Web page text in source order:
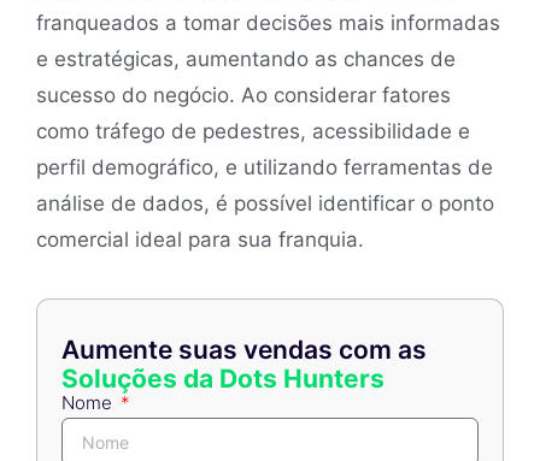
franqueados a tomar decisões mais informadas
e estratégicas, aumentando as chances de
sucesso do negócio. Ao considerar fatores
como tráfego de pedestres, acessibilidade e
perfil demográfico, e utilizando ferramentas de
análise de dados, é possível identificar o ponto
comercial ideal para sua franquia.
Aumente suas vendas com as
Soluções da Dots Hunters
Nome